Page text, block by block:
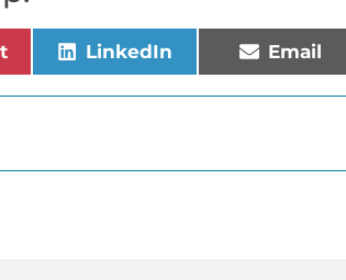
LinkedIn Email